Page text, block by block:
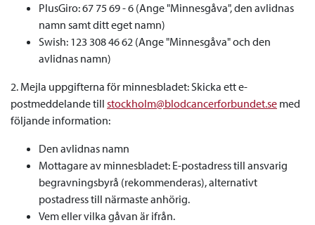
PlusGiro: 67 75 69 - 6 (Ange "Minnesgåva", den avlidnas
namn samt ditt eget namn)
Swish: 123 308 46 62 (Ange "Minnesgåva" och den
avlidnas namn)
2. Mejla uppgifterna för minnesbladet: Skicka ett e-
postmeddelande till stockholm@blodcancerforbundet.se med
följande information:
Den avlidnas namn
Mottagare av minnesbladet: E-postadress till ansvarig
begravningsbyrå (rekommenderas), alternativt
postadress till närmaste anhörig.
Vem eller vilka gåvan är ifrån.